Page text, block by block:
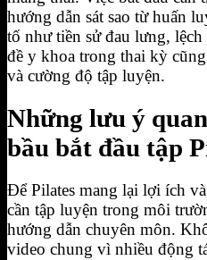
hướng dẫn sát sao từ huấn
tố như tiền sử đau lưng,
đề y khoa trong thai kỳ
và cường độ tập luyện.
Những lưu ý
bầu bắt đầu tập
Để Pilates mang lại lợi ích
cần tập luyện trong môi
hướng dẫn chuyên môn.
video chung vì nhiều động